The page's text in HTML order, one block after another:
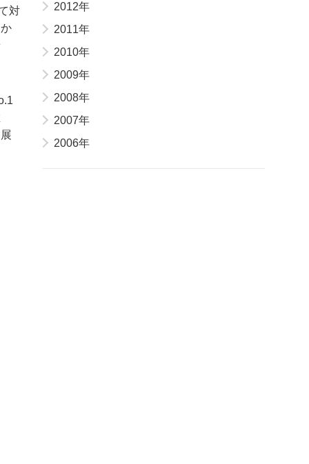
対
2012年
2011年
2010年
2009年
2008年
2007年
2006年